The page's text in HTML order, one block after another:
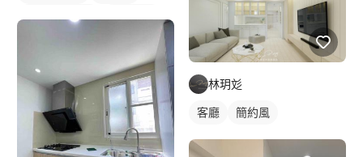
廚房燈光設計
燈光設計
林玥彣
客廳 簡約風